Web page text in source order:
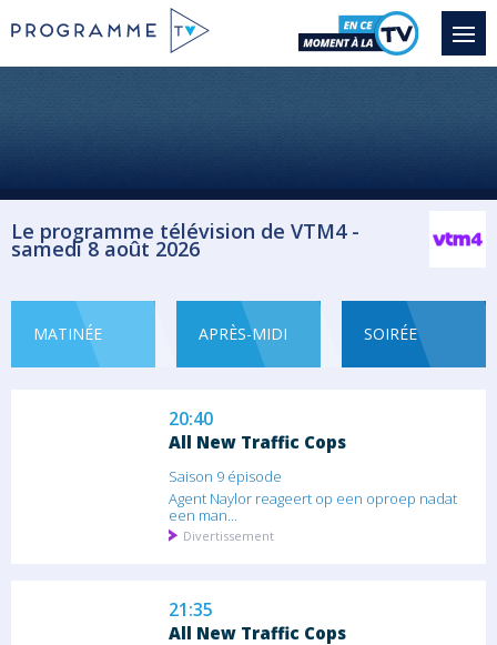
Le programme télévision de VTM4 -
samedi 8 août 2026
MATINÉE APRÈS-MIDI SOIRÉE
18:55
All New Traffic Cops
Saison 9 épisode
Na meldingen over een
vrachtwagenchauffeur die...
19:50
All New Traffic Cops
Een hoop dronken bestuurders en een golf
Divertissement
20:40
All New Traffic Cops
Saison 9 épisode
Agent Naylor reageert op een oproep nadat
een man...
Divertissement
21:35
All New Traffic Cops